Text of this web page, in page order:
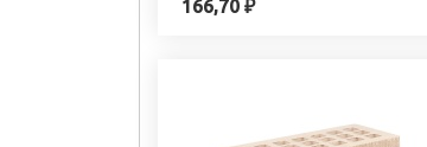
166,70 ₽